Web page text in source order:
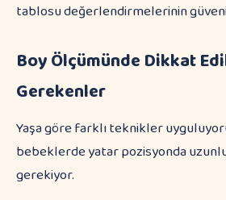
tablosu değerlendirmelerinin
Boy Ölçümünde Dikkat
Gerekenler
Yaşa göre farklı teknikler
bebeklerde yatar pozisyonda
gerekiyor.